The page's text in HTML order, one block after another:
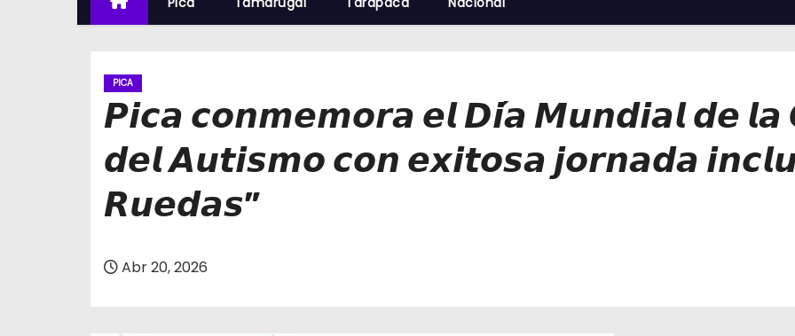
PICA
𝙋𝙞𝙘𝙖 𝙘𝙤𝙣𝙢𝙚𝙢𝙤𝙧𝙖 𝙚𝙡 𝘿𝙞́𝙖 𝙈𝙪𝙣𝙙𝙞𝙖𝙡 𝙙𝙚 𝙡𝙖
𝙙𝙚𝙡 𝘼𝙪𝙩𝙞𝙨𝙢𝙤 𝙘𝙤𝙣 𝙚𝙭𝙞𝙩𝙤𝙨𝙖 𝙟𝙤𝙧𝙣𝙖𝙙𝙖
𝙍𝙪𝙚𝙙𝙖𝙨”
Abr 20, 2026